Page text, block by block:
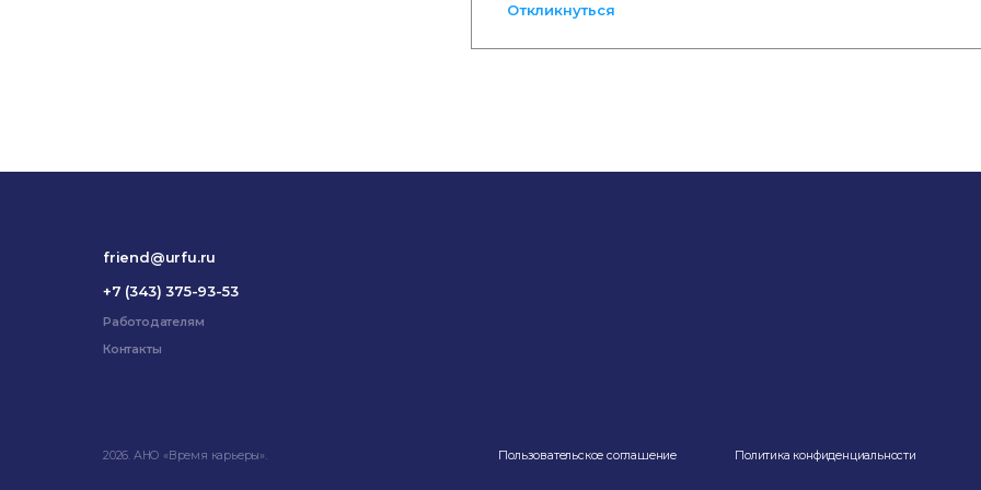
Откликнуться
friend@urfu.ru
+7 (343) 375-93-53
Работодателям
Контакты
2026. АНО «Время карьеры». Пользовательское соглашение Политика конфиденциальности